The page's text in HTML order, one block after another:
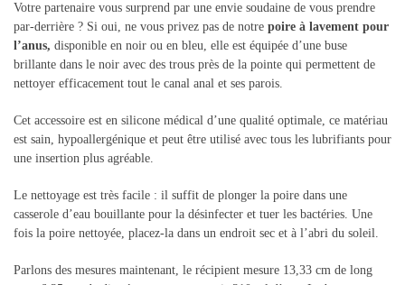
Votre partenaire vous surprend par une envie soudaine de vous prendre
par-derrière ? Si oui, ne vous privez pas de notre poire à lavement pour
l’anus, disponible en noir ou en bleu, elle est équipée d’une buse
brillante dans le noir avec des trous près de la pointe qui permettent de
nettoyer efficacement tout le canal anal et ses parois.
Cet accessoire est en silicone médical d’une qualité optimale, ce matériau
est sain, hypoallergénique et peut être utilisé avec tous les lubrifiants pour
une insertion plus agréable.
Le nettoyage est très facile : il suffit de plonger la poire dans une
casserole d’eau bouillante pour la désinfecter et tuer les bactéries. Une
fois la poire nettoyée, placez-la dans un endroit sec et à l’abri du soleil.
Parlons des mesures maintenant, le récipient mesure 13,33 cm de long